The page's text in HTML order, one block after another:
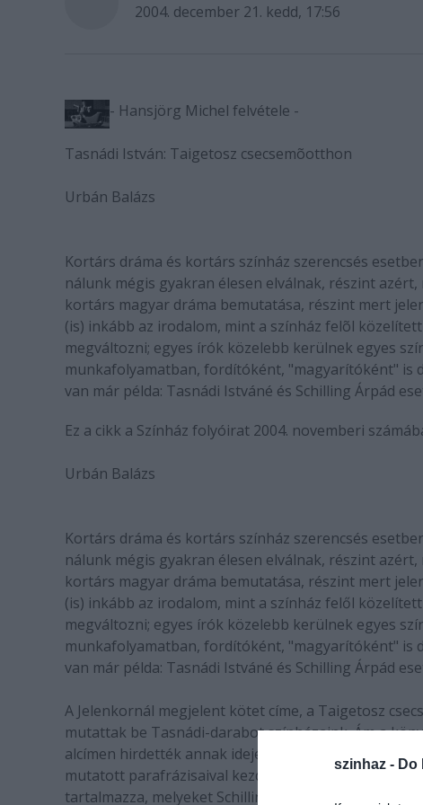
szinhaz - Do
2004. december 21. kedd, 17:56
- Hansjörg Michel felvétele -
Tasnádi István: Taigetosz csecsemõotthon
Urbán Balázs
Kortárs dráma és kortárs színház szerencsés
nálunk mégis gyakran élesen elválnak, részint
kortárs magyar dráma bemutatása, részint mert
(is) inkább az irodalom, mint a színház felõl
megváltozni; egyes írók közelebb kerülnek egyes
munkafolyamatban, fordítóként, "magyarítóként" is
van már példa: Tasnádi Istváné és Schilling Árpád
Ez a cikk a Színház folyóirat 2004. novemberi
Urbán Balázs
Kortárs dráma és kortárs színház szerencsés
nálunk mégis gyakran élesen elválnak, részint
kortárs magyar dráma bemutatása, részint mert
(is) inkább az irodalom, mint a színház felől
megváltozni; egyes írók közelebb kerülnek egyes
munkafolyamatban, fordítóként, "magyarítóként" is
van már példa: Tasnádi Istváné és Schilling Árpád
A Jelenkornál megjelent kötet címe, a Taigetosz
mutattak be Tasnádi-darabot színházaink. Ám a
alcímen hirdették annak idején a szórólapok (nem
mutatott parafrázisaival kezdő szerző írt ilyen című
tartalmazza, melyeket Schilling Árpád állított színre: